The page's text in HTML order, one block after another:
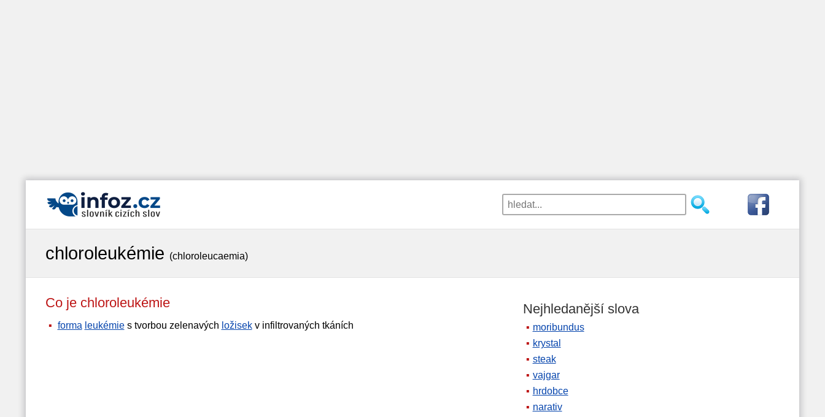
chloroleukémie (chloroleucaemia)
Co je chloroleukémie
forma leukémies tvorbou zelenavých ložisekv infiltrovaných tkáních
Nejhledanější slova
moribundus
krystal
steak
vajgar
hrdobce
narativ